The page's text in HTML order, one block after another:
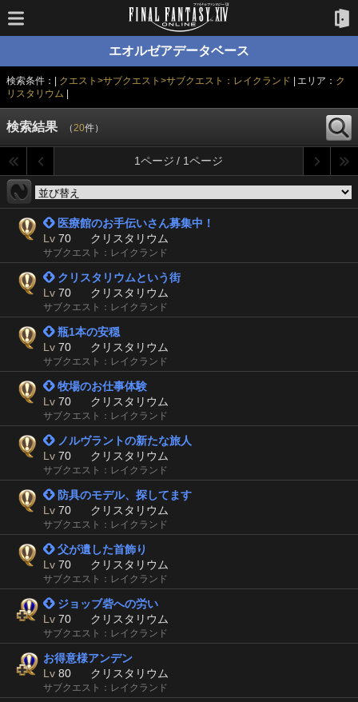
エオルゼアデータベース
検索条件：| クエスト>サブクエスト>サブクエスト：レイクランド | エリア： ク
リスタリウム
検索結果 （20件）
1ページ / 1ページ
 医療館のお手伝いさん募集中！
Lv 70 クリスタリウム
サブクエスト：レイクランド
 クリスタリウムという街
Lv 70 クリスタリウム
サブクエスト：レイクランド
 瓶1本の安穏
Lv 70 クリスタリウム
サブクエスト：レイクランド
 牧場のお仕事体験
Lv 70 クリスタリウム
サブクエスト：レイクランド
 ノルヴラントの新たな旅人
Lv 70 クリスタリウム
サブクエスト：レイクランド
 防具のモデル、探してます
Lv 70 クリスタリウム
サブクエスト：レイクランド
 父が遺した首飾り
Lv 70 クリスタリウム
サブクエスト：レイクランド
 ジョッブ砦への労い
Lv 70 クリスタリウム
サブクエスト：レイクランド
お得意様アンデン
Lv 80 クリスタリウム
サブクエスト：レイクランド